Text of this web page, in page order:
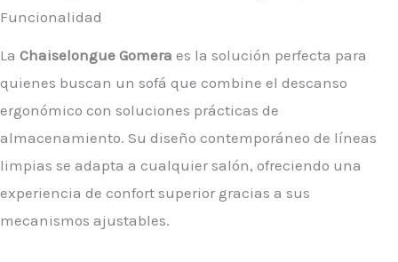
Funcionalidad
La Chaiselongue Gomera es la solución perfecta para
quienes buscan un sofá que combine el descanso
ergonómico con soluciones prácticas de
almacenamiento. Su diseño contemporáneo de líneas
limpias se adapta a cualquier salón, ofreciendo una
experiencia de confort superior gracias a sus
mecanismos ajustables.